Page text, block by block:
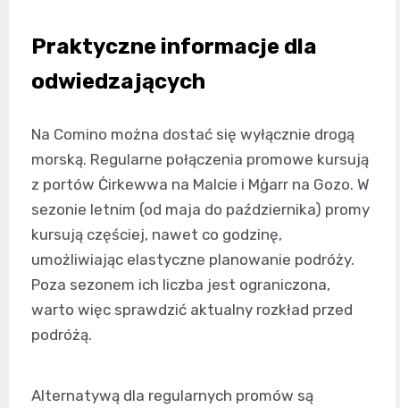
Praktyczne informacje dla
odwiedzających
Na Comino można dostać się wyłącznie drogą
morską. Regularne połączenia promowe kursują
z portów Ċirkewwa na Malcie i Mġarr na Gozo. W
sezonie letnim (od maja do października) promy
kursują częściej, nawet co godzinę,
umożliwiając elastyczne planowanie podróży.
Poza sezonem ich liczba jest ograniczona,
warto więc sprawdzić aktualny rozkład przed
podróżą.
Alternatywą dla regularnych promów są